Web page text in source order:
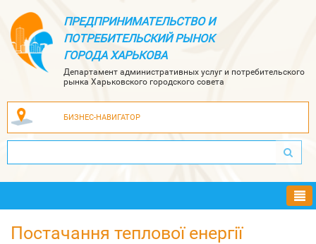
ПРЕДПРИНИМАТЕЛЬСТВО И
ПОТРЕБИТЕЛЬСКИЙ РЫНОК
ГОРОДА ХАРЬКОВА
Департамент административных услуг и потребительского
рынка Харьковского городского совета
БИЗНЕС-НАВИГАТОР
Постачання теплової енергії